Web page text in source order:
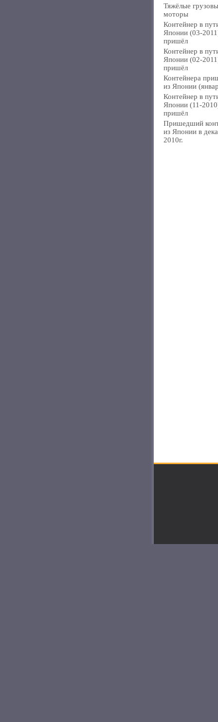
Тяжёлые
моторы
Контейнер в
Японии (03-
пришёл
Контейнер в
Японии (02-
пришёл
Контейнера
из Японии
Контейнер в
Японии (11-
пришёл
Пришедший
из Японии в
2010г.